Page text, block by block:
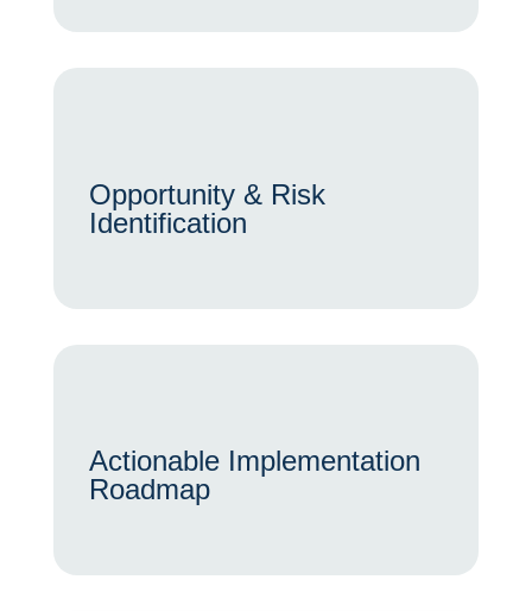
Opportunity & Risk
Identification
Actionable Implementation
Roadmap